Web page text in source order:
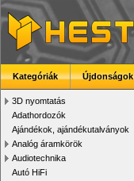
Kategóriák Újdonságok
3D nyomtatás
Adathordozók
Ajándékok, ajándékutalványok
Analóg áramkörök
Audiotechnika
Autó HiFi